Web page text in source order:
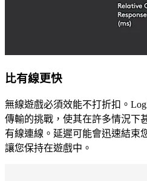
比有線更快
無線遊戲必須效能不打折扣。
傳輸的挑戰，使其在許多情況下
有線連線。延遲可能會迅速結束
讓您保持在遊戲中。